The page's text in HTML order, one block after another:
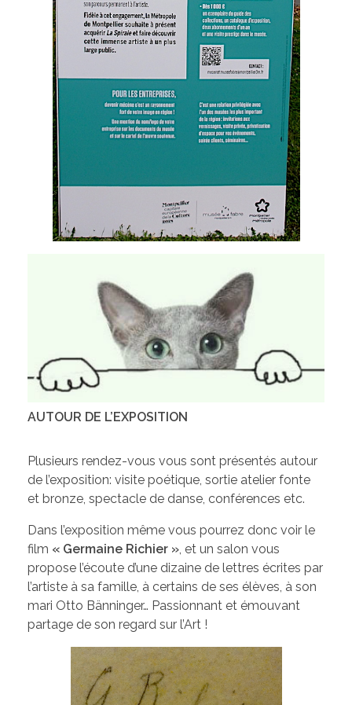
AUTOUR DE L’EXPOSITION
Plusieurs rendez-vous vous sont présentés autour
de l’exposition: visite poétique, sortie atelier fonte
et bronze, spectacle de danse, conférences etc.
Dans l’exposition même vous pourrez donc voir le
film « Germaine Richier », et un salon vous
propose l’écoute d’une dizaine de lettres écrites par
l’artiste à sa famille, à certains de ses élèves, à son
mari Otto Bänninger… Passionnant et émouvant
partage de son regard sur l’Art !